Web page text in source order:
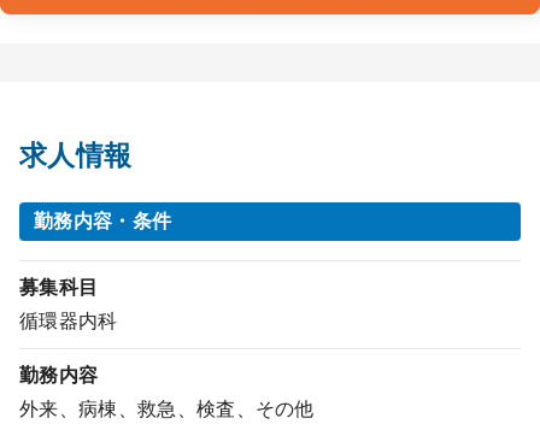
求人情報
勤務内容・条件
募集科目
循環器内科
勤務内容
外来、病棟、救急、検査、その他